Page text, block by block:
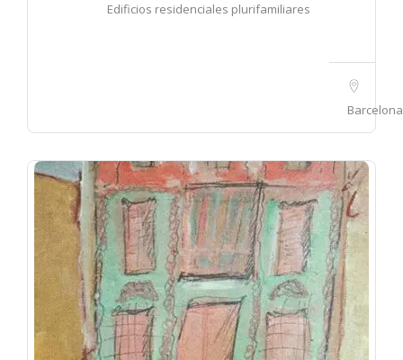
Edificios residenciales plurifamiliares
Barcelona